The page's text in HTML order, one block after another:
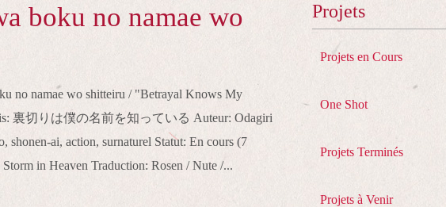
boku no namae wo
no namae wo shitteiru / "Betrayal Knows My
裏切りは僕の名前を知っている Auteur: Odagiri
shonen-ai, action, surnaturel Statut: En cours (7
in Heaven Traduction: Rosen / Nute /...
Projets
Projets en Cours
One Shot
Projets Terminés
Projets à Venir